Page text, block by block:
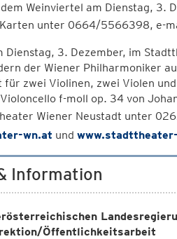
Weinviertel am Dienstag, 3.
unter 0664/5566398, e-
Dienstag, 3. Dezember, im
der Wiener Philharmoniker
zwei Violinen, zwei Violen
f-moll op. 34 von
Wiener Neustadt unter
wn.at und
Information
Öffentlichkeitsarbeit